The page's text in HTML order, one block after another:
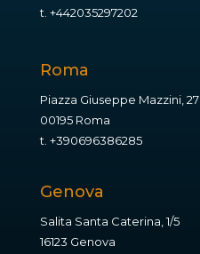
t. +442035297202
Roma
Piazza Giuseppe Mazzini, 27
00195 Roma
t. +390696386285
Genova
Salita Santa Caterina, 1/5
16123 Genova